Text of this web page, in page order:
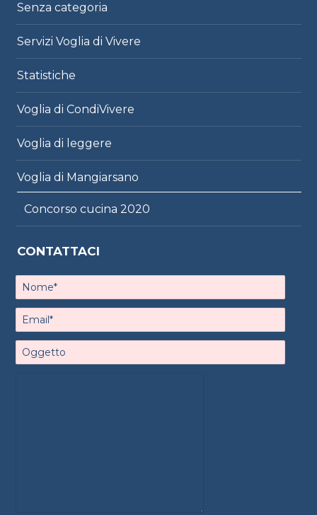
Senza categoria
Servizi Voglia di Vivere
Statistiche
Voglia di CondiVivere
Voglia di leggere
Voglia di Mangiarsano
Concorso cucina 2020
CONTATTACI